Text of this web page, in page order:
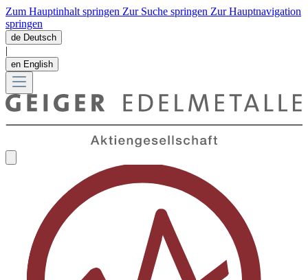
Zum Hauptinhalt springen Zur Suche springen Zur Hauptnavigation
springen
de Deutsch
|
en English